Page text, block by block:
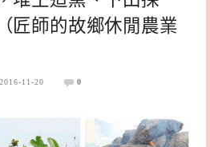
匠師的故鄉休閒農業
2016-11-20 0